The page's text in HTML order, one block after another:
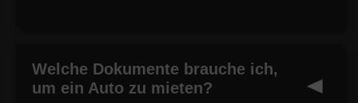
Welche Dokumente brauche ich,
um ein Auto zu mieten?